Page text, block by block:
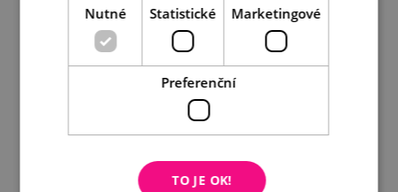
Brož včela zlatá
990 Kč
Nutné Statistické Marketingové
Preferenční
TO JE OK!